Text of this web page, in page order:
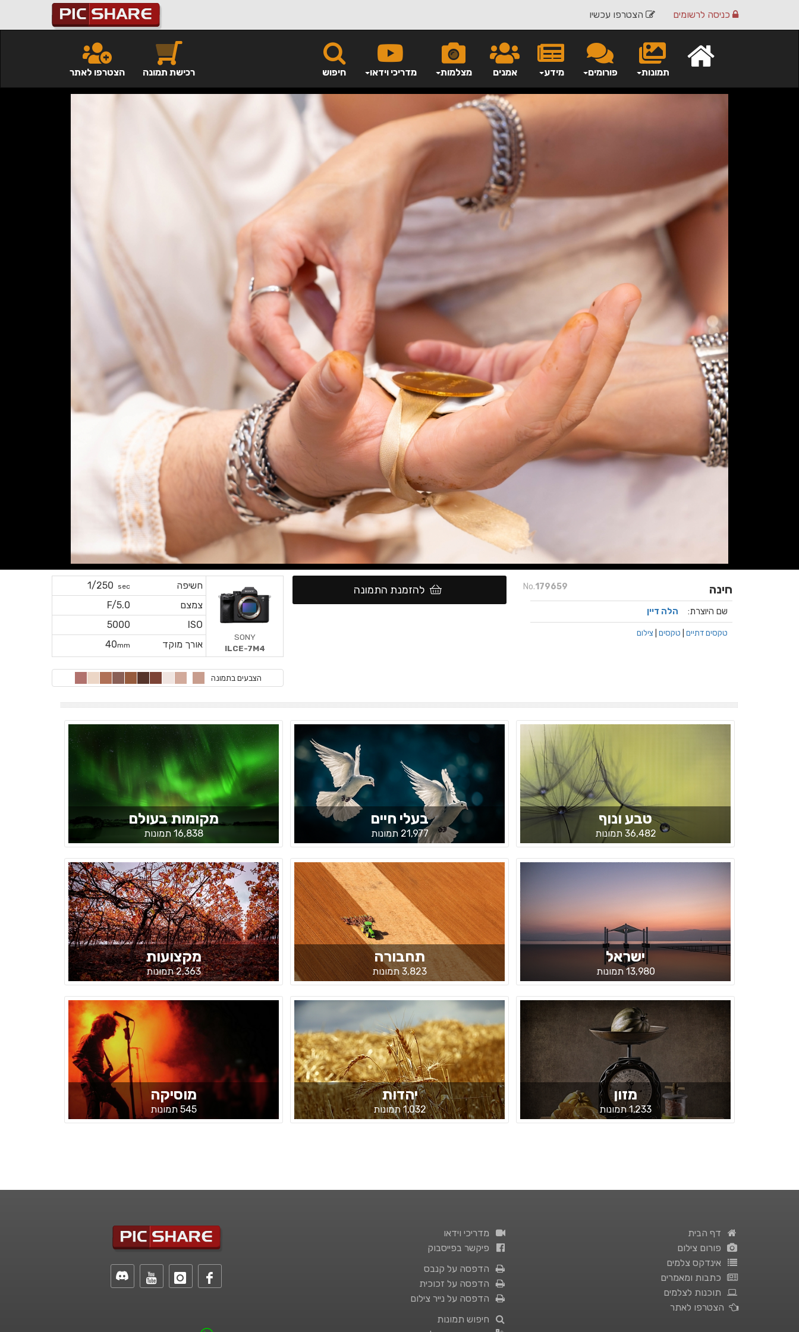
הצטרפו עכשיו כניסה לרשומים
חיפוש מדריכי וידאו מצלמות אמנים מידע פורומים תמונות הצטרפו לאתר רכישת תמונה
No.179659 חינה
שם היוצרת: הלה דיין
טקסים דתיים טקסים צילום
חשיפה sec
1/250
צמצם
F/5.0
ISO
5000
אורך מוקד
40mm
SONY
ILCE-7M4
הצבעים בתמונה
להזמנת התמונה
טבע ונוף
36,482 תמונות
בעלי חיים
21,977 תמונות
מקומות בעולם
16,838 תמונות
ישראל
13,980 תמונות
תחבורה
3,823 תמונות
מקצועות
2,363 תמונות
מזון
1,233 תמונות
יהדות
1,032 תמונות
מוסיקה
545 תמונות
מדריכי וידאו
פיקשר בפייסבוק
הדפסה על קנבס
הדפסה על זכוכית
הדפסה על נייר צילום
חיפוש תמונות
דף הבית
פורום צילום
אינדקס צלמים
כתבות ומאמרים
תוכנות לצלמים
הצטרפו לאתר